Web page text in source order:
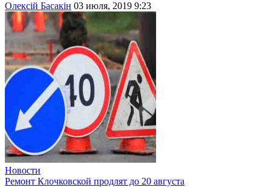
Олексій Басакін 03 июля, 2019 9:23
Новости
Ремонт Клочковской продлят до 20 августа